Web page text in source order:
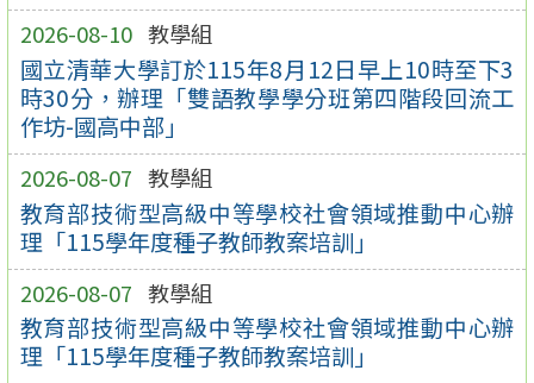
2026-08-10 教學組
國立清華大學訂於115年8月12日早上10時至下3
時30分，辦理「雙語教學學分班第四階段回流工
作坊-國高中部」
2026-08-07 教學組
教育部技術型高級中等學校社會領域推動中心辦
理「115學年度種子教師教案培訓」
2026-08-07 教學組
教育部技術型高級中等學校社會領域推動中心辦
理「115學年度種子教師教案培訓」